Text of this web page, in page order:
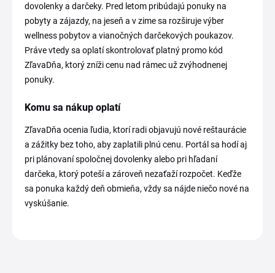
dovolenky a darčeky. Pred letom pribúdajú ponuky na
pobyty a zájazdy, na jeseň a v zime sa rozširuje výber
wellness pobytov a vianočných darčekových poukazov.
Práve vtedy sa oplatí skontrolovať platný promo kód
ZľavaDňa, ktorý zníži cenu nad rámec už zvýhodnenej
ponuky.
Komu sa nákup oplatí
ZľavaDňa ocenia ľudia, ktorí radi objavujú nové reštaurácie
a zážitky bez toho, aby zaplatili plnú cenu. Portál sa hodí aj
pri plánovaní spoločnej dovolenky alebo pri hľadaní
darčeka, ktorý poteší a zároveň nezaťaží rozpočet. Keďže
sa ponuka každý deň obmieňa, vždy sa nájde niečo nové na
vyskúšanie.